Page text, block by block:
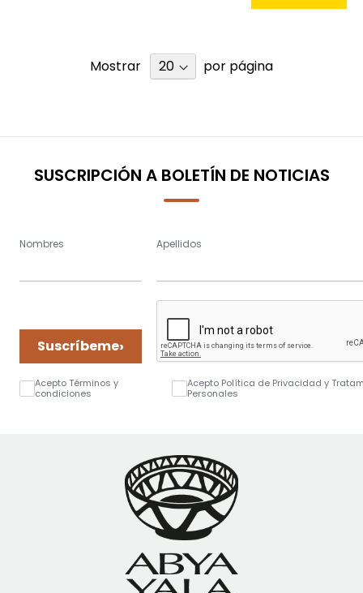
Mostrar por página
SUSCRIPCIÓN A BOLETÍN DE NOTICIAS
Nombres Apellidos
Suscríbeme›
Acepto Términos y
condiciones
Acepto Política de Privacidad y
Personales